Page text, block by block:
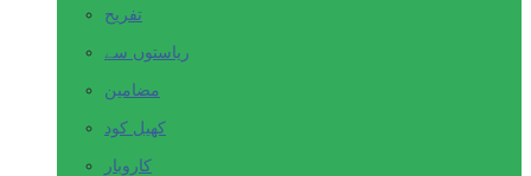
تفریح
ریاستوں سے
مضامین
کھیل کود
کاروبار